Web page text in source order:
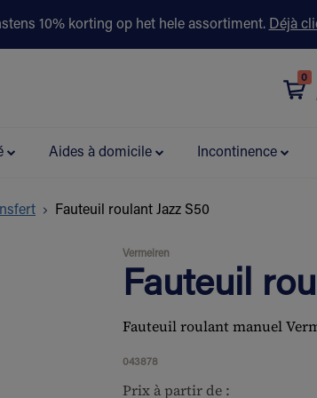
10% korting op het hele assortiment. Déjà
Conseils &
0
Aides à domicile Incontinence
Fauteuil roulant Jazz S50
Vermeiren
Fauteuil
Fauteuil roulant manuel
043878
Prix à partir de :